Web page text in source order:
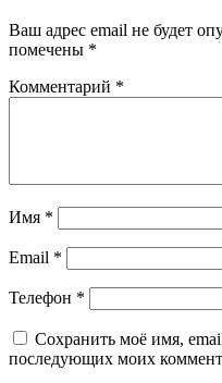
Ваш адрес email не будет
помечены *
Комментарий *
Имя *
Email *
Телефон *
Сохранить моё имя,
последующих моих